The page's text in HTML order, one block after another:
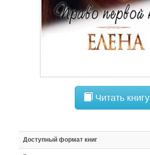
Читать книгу
Доступный формат книг